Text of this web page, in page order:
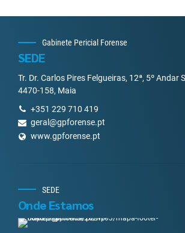
Gabinete Pericial Forense
SEDE
Tr. Dr. Carlos Pires Felgueiras, 12ª, 5º Andar
4470-158, Maia
+351 229 710 419
geral@gpforense.pt
www.gpforense.pt
SEDE
Onde Estamos